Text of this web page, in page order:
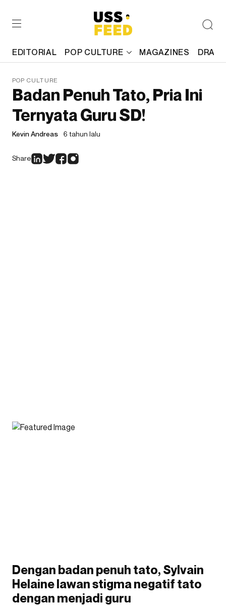
EDITORIAL POP CULTURE MAGAZINES
POP CULTURE
Badan Penuh Tato, Pria Ini
Ternyata Guru SD!
Kevin Andreas 6 tahun lalu
Share
Dengan badan penuh tato, Sylvain
Helaine lawan stigma negatif tato
dengan menjadi guru